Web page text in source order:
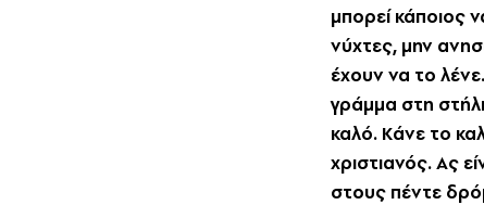
μπορεί κάποιος
νύχτες, μην
έχουν να το
γράμμα στη
καλό. Kάνε το
χριστιανός. Aς
στους πέντε